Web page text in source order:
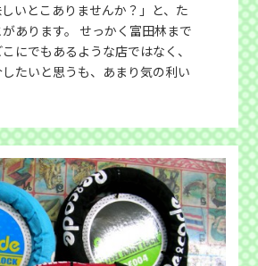
しいとこありませんか？」と、た
あります。 せっかく富田林まで
にでもあるような店ではなく、
たいと思うも、あまり気の利い